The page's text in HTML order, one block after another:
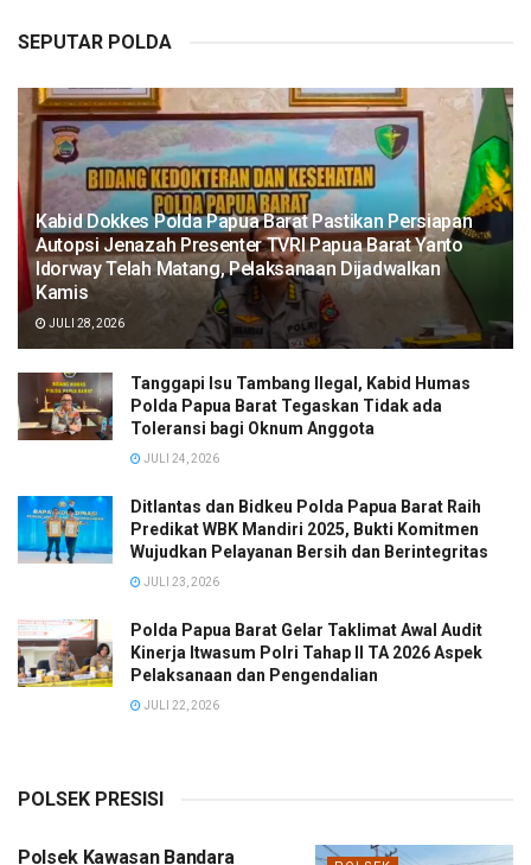
SEPUTAR POLDA
Kabid Dokkes Polda Papua Barat Pastikan Persiapan
Autopsi Jenazah Presenter TVRI Papua Barat Yanto
Idorway Telah Matang, Pelaksanaan Dijadwalkan
Kamis
JULI 28, 2026
Tanggapi Isu Tambang Ilegal, Kabid Humas
Polda Papua Barat Tegaskan Tidak ada
Toleransi bagi Oknum Anggota
JULI 24, 2026
Ditlantas dan Bidkeu Polda Papua Barat Raih
Predikat WBK Mandiri 2025, Bukti Komitmen
Wujudkan Pelayanan Bersih dan Berintegritas
JULI 23, 2026
Polda Papua Barat Gelar Taklimat Awal Audit
Kinerja Itwasum Polri Tahap II TA 2026 Aspek
Pelaksanaan dan Pengendalian
JULI 22, 2026
POLSEK PRESISI
Polsek Kawasan Bandara